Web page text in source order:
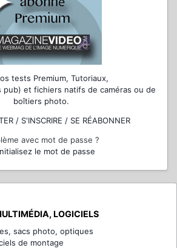
tests Premium, Tutoriaux,
pub) et fichiers natifs de caméras ou de
boîtiers photo.
/ S'INSCRIRE / SE RÉABONNER
avec mot de passe ?
le mot de passe
LOGICIELS
sacs photo, optiques
de montage